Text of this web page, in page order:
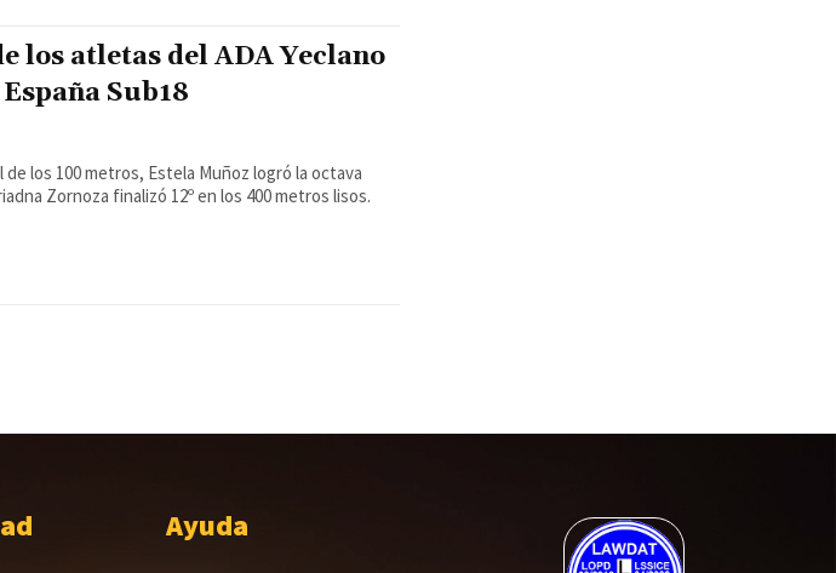
los atletas del ADA Yeclano
Sub18
los 100 metros, Estela Muñoz logró la octava
Zornoza finalizó 12º en los 400 metros lisos.
Ayuda